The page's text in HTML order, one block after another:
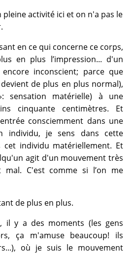
pleine activité ici et on n'a pas le
en ce qui concerne ce corps,
en plus l’impression... d'un
inconscient; parce que
de plus en plus normal),
sensation matérielle) à une
cinquante centimètres. Et
consciemment dans une
individu, je sens dans cette
cet individu matériellement. Et
agit d'un mouvement très
mal. C'est comme si l’on me
de plus en plus.
il y a des moments (les gens
ça m'amuse beaucoup! ils
où je suis le mouvement